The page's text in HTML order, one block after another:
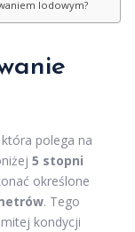
lodowym?
polega na
5 stopni
określone
. Tego
kondycji